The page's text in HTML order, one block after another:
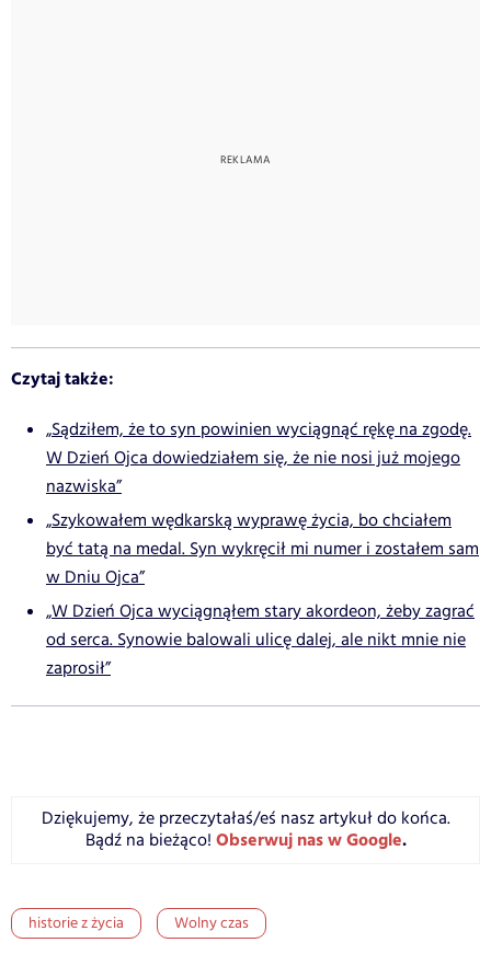
Czytaj także:
„Sądziłem, że to syn powinien wyciągnąć rękę na zgodę.
W Dzień Ojca dowiedziałem się, że nie nosi już mojego
nazwiska”
„Szykowałem wędkarską wyprawę życia, bo chciałem
być tatą na medal. Syn wykręcił mi numer i zostałem sam
w Dniu Ojca”
„W Dzień Ojca wyciągnąłem stary akordeon, żeby zagrać
od serca. Synowie balowali ulicę dalej, ale nikt mnie nie
zaprosił”
Dziękujemy, że przeczytałaś/eś nasz artykuł do końca.
Bądź na bieżąco! Obserwuj nas w Google.
historie z życia Wolny czas